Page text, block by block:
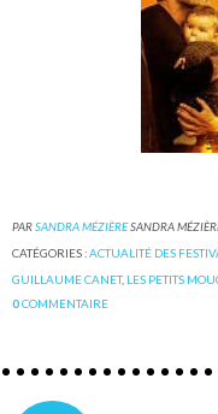
PARSANDRA MÉZIÈRESANDRA
CATÉGORIES :ACTUALITÉ DES
GUILLAUME CANET, LES PETITS
0COMMENTAIRE